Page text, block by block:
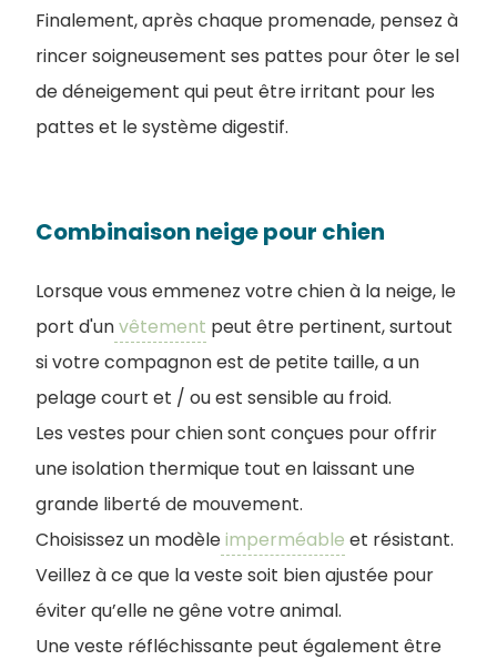
Finalement, après chaque promenade, pensez à
rincer soigneusement ses pattes pour ôter le sel
de déneigement qui peut être irritant pour les
pattes et le système digestif.
Combinaison neige pour chien
Lorsque vous emmenez votre chien à la neige, le
port d'unvêtement peut être pertinent, surtout
si votre compagnon est de petite taille, a un
pelage court et / ou est sensible au froid.
Les vestes pour chien sont conçues pour offrir
une isolation thermique tout en laissant une
grande liberté de mouvement.
Choisissez un modèleimperméable et résistant.
Veillez à ce que la veste soit bien ajustée pour
éviter qu’elle ne gêne votre animal.
Une veste réfléchissante peut également être